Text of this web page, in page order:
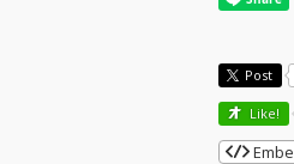
Post
Like!